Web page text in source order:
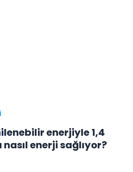
enerjiyle 1,4
enerji sağlıyor?